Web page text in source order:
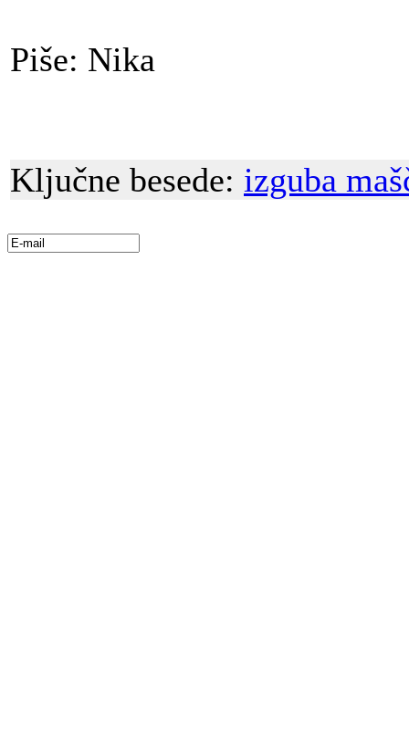
Piše: Nika
Ključne besede: izguba